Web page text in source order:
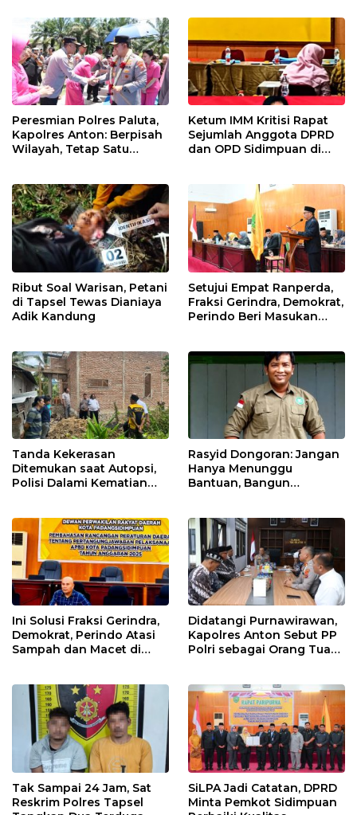
Peresmian Polres Paluta,
Kapolres Anton: Berpisah
Wilayah, Tetap Satu
Ketum IMM Kritisi Rapat
Sejumlah Anggota DPRD
dan OPD Sidimpuan di
Ribut Soal Warisan, Petani
di Tapsel Tewas Dianiaya
Adik Kandung
Setujui Empat Ranperda,
Fraksi Gerindra, Demokrat,
Perindo Beri Masukan
Tanda Kekerasan
Ditemukan saat Autopsi,
Polisi Dalami Kematian
Rasyid Dongoran: Jangan
Hanya Menunggu
Bantuan, Bangun
Ini Solusi Fraksi Gerindra,
Demokrat, Perindo Atasi
Sampah dan Macet di
Didatangi Purnawirawan,
Kapolres Anton Sebut PP
Polri sebagai Orang Tua
Tak Sampai 24 Jam, Sat
Reskrim Polres Tapsel
SiLPA Jadi Catatan, DPRD
Minta Pemkot Sidimpuan